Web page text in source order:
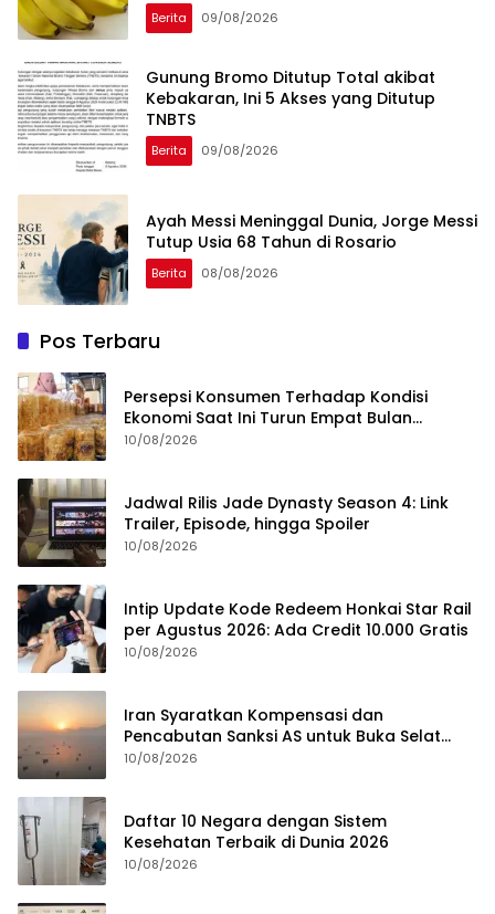
Berita 09/08/2026
Gunung Bromo Ditutup Total akibat
Kebakaran, Ini 5 Akses yang Ditutup
TNBTS
Berita 09/08/2026
Ayah Messi Meninggal Dunia, Jorge Messi
Tutup Usia 68 Tahun di Rosario
Berita 08/08/2026
Pos Terbaru
Persepsi Konsumen Terhadap Kondisi
Ekonomi Saat Ini Turun Empat Bulan
Berturut-Turut
10/08/2026
Jadwal Rilis Jade Dynasty Season 4: Link
Trailer, Episode, hingga Spoiler
10/08/2026
Intip Update Kode Redeem Honkai Star Rail
per Agustus 2026: Ada Credit 10.000 Gratis
10/08/2026
Iran Syaratkan Kompensasi dan
Pencabutan Sanksi AS untuk Buka Selat
Hormuz
10/08/2026
Daftar 10 Negara dengan Sistem
Kesehatan Terbaik di Dunia 2026
10/08/2026